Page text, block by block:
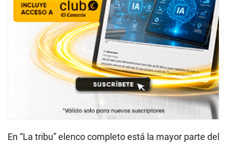
En “La tribu” elenco completo está la mayor parte del